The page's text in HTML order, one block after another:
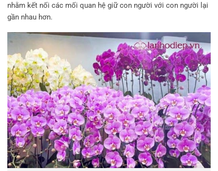
nhằm kết nối các mối quan hệ giữ con người với con người lại
gần nhau hơn.